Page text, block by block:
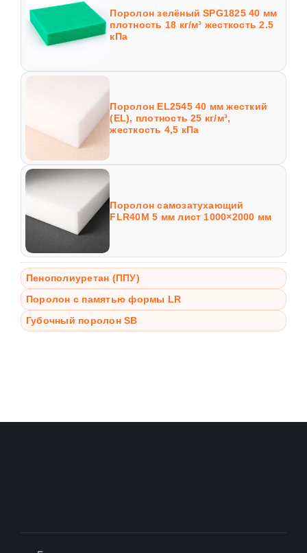
Поролон зелёный SPG1825 40 мм
плотность 18 кг/м³ жесткость 2.5
кПа
Поролон EL2545 40 мм жесткий
(EL), плотность 25 кг/м³,
жесткость 4,5 кПа
Поролон самозатухающий
FLR40M 5 мм лист 1000×2000 мм
Пенополиуретан (ППУ)
Поролон с памятью формы LR
Губочный поролон SB